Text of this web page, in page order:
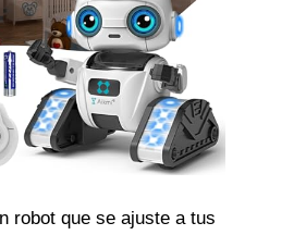
robot que se ajuste a tus